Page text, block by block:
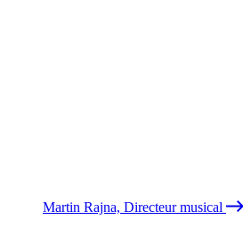
Martin Rajna, Directeur musical